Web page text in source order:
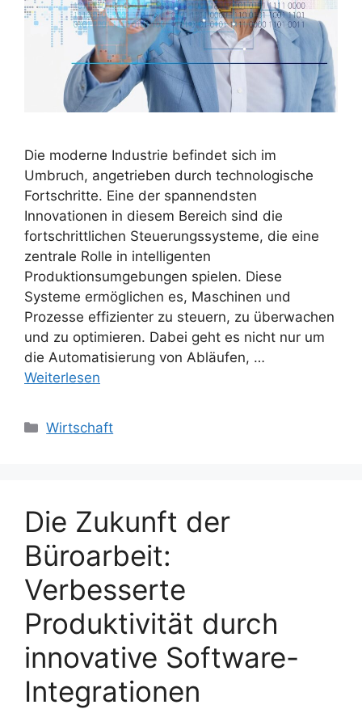
Die moderne Industrie befindet sich im
Umbruch, angetrieben durch technologische
Fortschritte. Eine der spannendsten
Innovationen in diesem Bereich sind die
fortschrittlichen Steuerungssysteme, die eine
zentrale Rolle in intelligenten
Produktionsumgebungen spielen. Diese
Systeme ermöglichen es, Maschinen und
Prozesse effizienter zu steuern, zu überwachen
und zu optimieren. Dabei geht es nicht nur um
die Automatisierung von Abläufen, …
Weiterlesen
Kategorien
Wirtschaft
Die Zukunft der
Büroarbeit:
Verbesserte
Produktivität durch
innovative Software-
Integrationen